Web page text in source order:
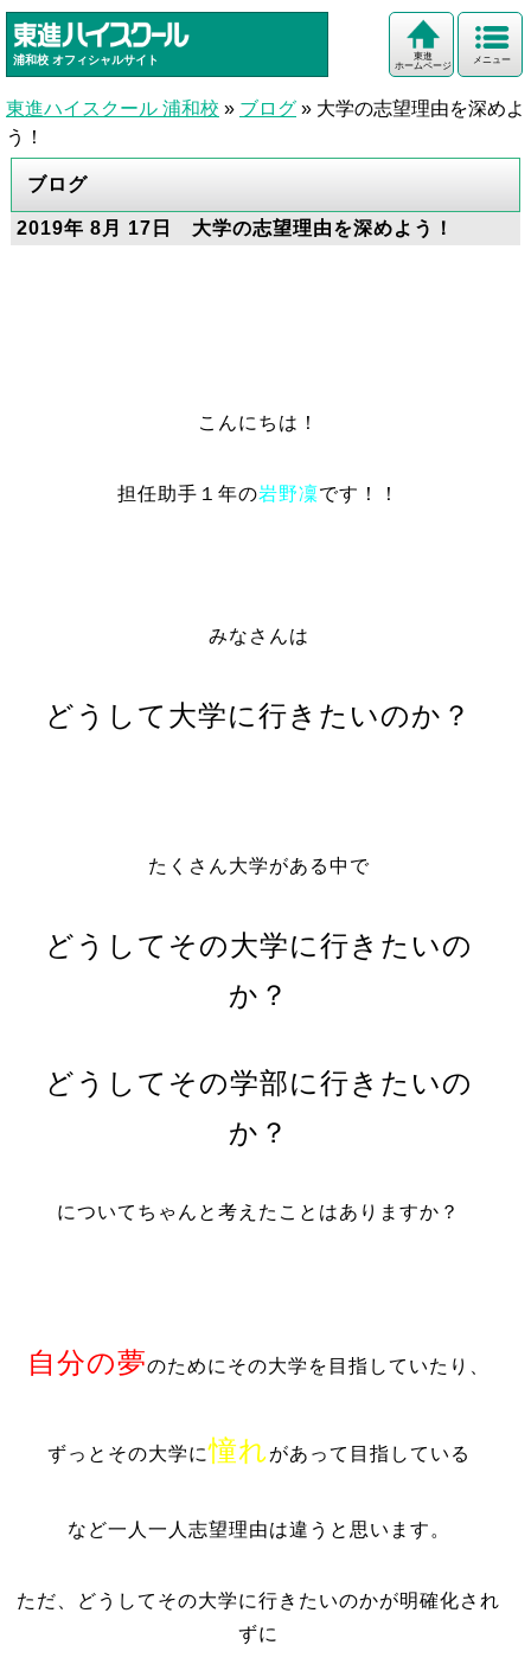
浦和校 オフィシャルサイト メニュー
東進
ホームページ
東進ハイスクール 浦和校 » ブログ » 大学の志望理由を深めよ
う！
ブログ
2019年 8月 17日 大学の志望理由を深めよう！
こんにちは！
担任助手１年の岩野凜です！！
みなさんは
どうして大学に行きたいのか？
たくさん大学がある中で
どうしてその大学に行きたいの
か？
どうしてその学部に行きたいの
か？
についてちゃんと考えたことはありますか？
自分の夢のためにその大学を目指していたり、
ずっとその大学に憧れがあって目指している
など一人一人志望理由は違うと思います。
ただ、どうしてその大学に行きたいのかが明確化され
ずに